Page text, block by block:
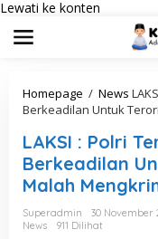
Lewati ke konten
Homepage / News
Berkeadilan Untuk
LAKSI : Polri
Berkeadilan
Malah
Superadmin
30 November
News
911 Dilihat